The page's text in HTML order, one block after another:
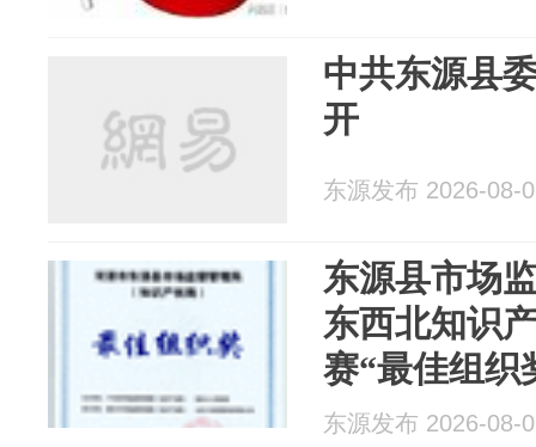
中共东源县
开
东源发布 2026-08-
东源县市场
东西北知识
赛“最佳组织
东源发布 2026-08-